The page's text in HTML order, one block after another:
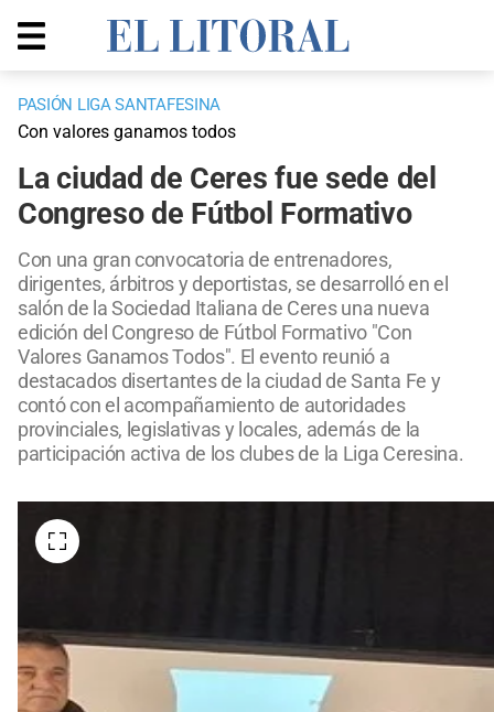
PASIÓN LIGA SANTAFESINA
Con valores ganamos todos
La ciudad de Ceres fue sede del
Congreso de Fútbol Formativo
Con una gran convocatoria de entrenadores,
dirigentes, árbitros y deportistas, se desarrolló en el
salón de la Sociedad Italiana de Ceres una nueva
edición del Congreso de Fútbol Formativo "Con
Valores Ganamos Todos". El evento reunió a
destacados disertantes de la ciudad de Santa Fe y
contó con el acompañamiento de autoridades
provinciales, legislativas y locales, además de la
participación activa de los clubes de la Liga Ceresina.